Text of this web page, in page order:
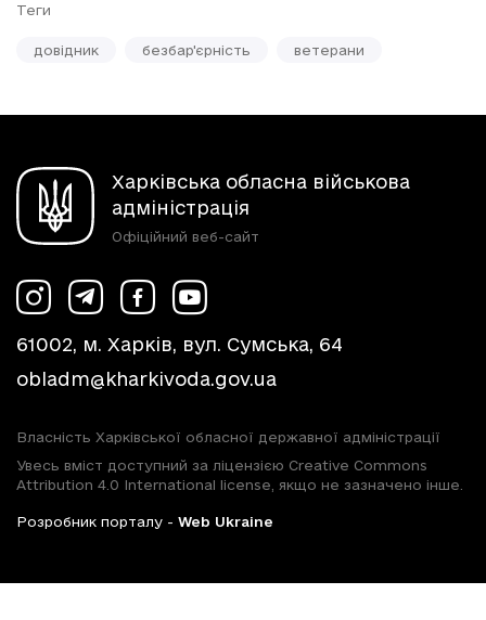
Теги
довідник безбар'єрність ветерани
Харківська обласна військова
адміністрація
Офіційний веб-сайт
61002, м. Харків, вул. Сумська, 64
obladm@kharkivoda.gov.ua
Власність Харківської обласної державної адміністрації
Увесь вміст доступний за ліцензією Creative Commons
Attribution 4.0 International license, якщо не зазначено інше.
Розробник порталу - Web Ukraine